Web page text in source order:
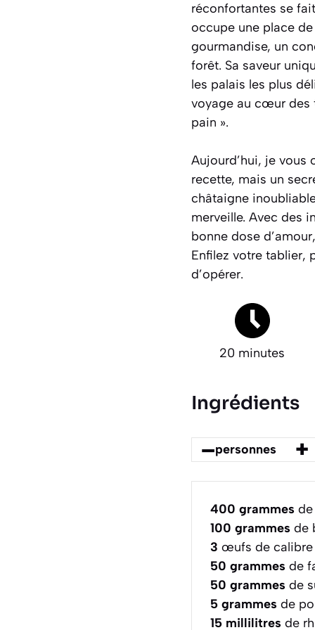
réconfortantes se
occupe une place
gourmandise, un
forêt. Sa saveur
les palais les plus
voyage au cœur des
pain ».
Aujourd’hui, je vous
recette, mais un
châtaigne
merveille. Avec des
bonne dose
Enfilez votre tablier,
d’opérer.
20 minutes
Ingrédients
–personnes +
400 grammes
100 grammes de
3 œufs de calibre
50 grammes de
50 grammes de
5 grammes de
15 millilitres de